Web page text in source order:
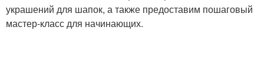
Узоры для детских
шапок
украшений для шапок, а также предоставим пошаговый
мастер-класс для начинающих.